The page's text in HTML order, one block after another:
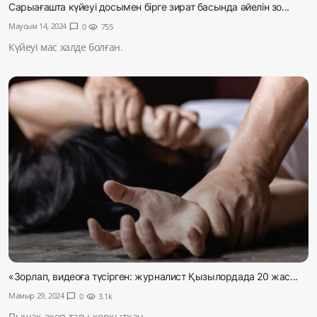
Сарыағашта күйеуі досымен бірге зират басында әйелін зо...
Маусым 14, 2024 chat_bubble 0 visibility 755
Күйеуі мас халде болған.
«Зорлап, видеоға түсірген: журналист Қызылордада 20 жас...
Мамыр 29, 2024 chat_bubble 0 visibility 3.1k